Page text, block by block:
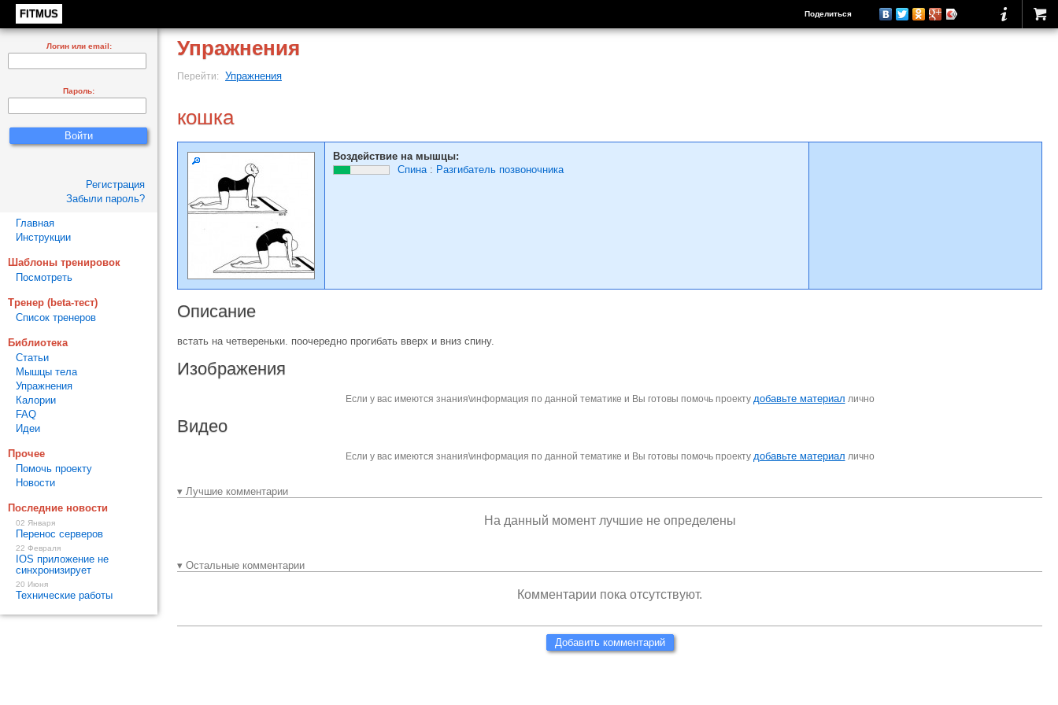
FITMUS Поделиться
Упражнения
Перейти: Упражнения
кошка
Воздействие на мышцы:
Спина: Разгибатель позвоночника
Описание
встать на четвереньки. поочередно прогибать вверх и вниз спину.
Изображения
Если у вас имеются знания\информация по данной тематике и Вы готовы помочь проекту добавьте материал лично
Видео
Если у вас имеются знания\информация по данной тематике и Вы готовы помочь проекту добавьте материал лично
▾ Лучшие комментарии
На данный момент лучшие не определены
▾ Остальные комментарии
Комментарии пока отсутствуют.
Добавить комментарий
Логин или email:
Пароль:
Регистрация
Забыли пароль?
Главная
Инструкции
Шаблоны тренировок
Посмотреть
Тренер (beta-тест)
Список тренеров
Библиотека
Статьи
Мышцы тела
Упражнения
Калории
FAQ
Идеи
Прочее
Помочь проекту
Новости
Последние новости
02 Января
Перенос серверов
22 Февраля
IOS приложение не
синхронизирует
20 Июня
Технические работы